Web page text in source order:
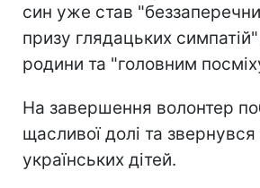
син уже став
призу глядацьких
родини та "головним
На завершення волонтер
щасливої долі та звернувся
українських дітей.